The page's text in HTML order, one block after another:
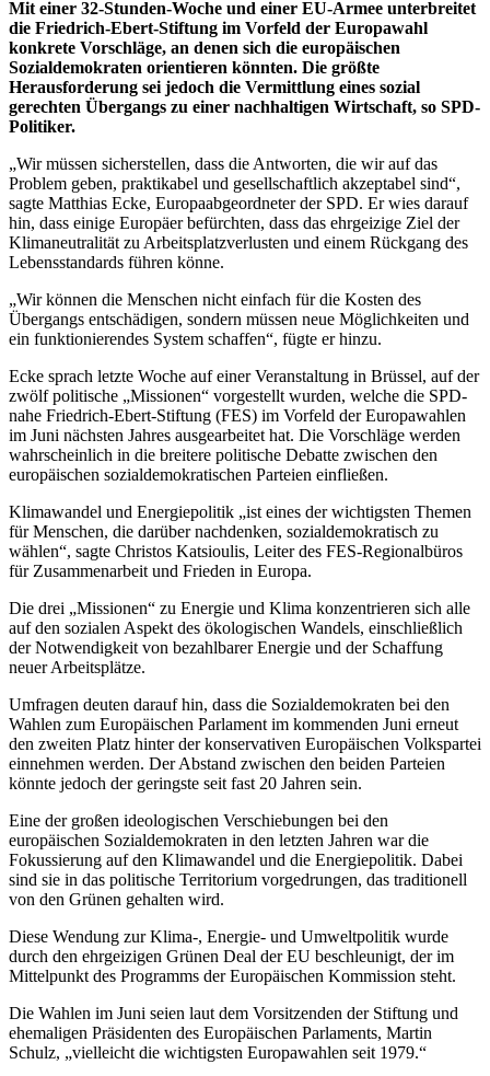
Mit einer 32-Stunden-Woche und einer EU-Armee unterbreitet
die Friedrich-Ebert-Stiftung im Vorfeld der Europawahl
konkrete Vorschläge, an denen sich die europäischen
Sozialdemokraten orientieren könnten. Die größte
Herausforderung sei jedoch die Vermittlung eines sozial
gerechten Übergangs zu einer nachhaltigen Wirtschaft, so SPD-
Politiker.
„Wir müssen sicherstellen, dass die Antworten, die wir auf das
Problem geben, praktikabel und gesellschaftlich akzeptabel sind“,
sagte Matthias Ecke, Europaabgeordneter der SPD. Er wies darauf
hin, dass einige Europäer befürchten, dass das ehrgeizige Ziel der
Klimaneutralität zu Arbeitsplatzverlusten und einem Rückgang des
Lebensstandards führen könne.
„Wir können die Menschen nicht einfach für die Kosten des
Übergangs entschädigen, sondern müssen neue Möglichkeiten und
ein funktionierendes System schaffen“, fügte er hinzu.
Ecke sprach letzte Woche auf einer Veranstaltung in Brüssel, auf der
zwölf politische „Missionen“ vorgestellt wurden, welche die SPD-
nahe Friedrich-Ebert-Stiftung (FES) im Vorfeld der Europawahlen
im Juni nächsten Jahres ausgearbeitet hat. Die Vorschläge werden
wahrscheinlich in die breitere politische Debatte zwischen den
europäischen sozialdemokratischen Parteien einfließen.
Klimawandel und Energiepolitik „ist eines der wichtigsten Themen
für Menschen, die darüber nachdenken, sozialdemokratisch zu
wählen“, sagte Christos Katsioulis, Leiter des FES-Regionalbüros
für Zusammenarbeit und Frieden in Europa.
Die drei „Missionen“ zu Energie und Klima konzentrieren sich alle
auf den sozialen Aspekt des ökologischen Wandels, einschließlich
der Notwendigkeit von bezahlbarer Energie und der Schaffung
neuer Arbeitsplätze.
Umfragen deuten darauf hin, dass die Sozialdemokraten bei den
Wahlen zum Europäischen Parlament im kommenden Juni erneut
den zweiten Platz hinter der konservativen Europäischen Volkspartei
einnehmen werden. Der Abstand zwischen den beiden Parteien
könnte jedoch der geringste seit fast 20 Jahren sein.
Eine der großen ideologischen Verschiebungen bei den
europäischen Sozialdemokraten in den letzten Jahren war die
Fokussierung auf den Klimawandel und die Energiepolitik. Dabei
sind sie in das politische Territorium vorgedrungen, das traditionell
von den Grünen gehalten wird.
Diese Wendung zur Klima-, Energie- und Umweltpolitik wurde
durch den ehrgeizigen Grünen Deal der EU beschleunigt, der im
Mittelpunkt des Programms der Europäischen Kommission steht.
Die Wahlen im Juni seien laut dem Vorsitzenden der Stiftung und
ehemaligen Präsidenten des Europäischen Parlaments, Martin
Schulz, „vielleicht die wichtigsten Europawahlen seit 1979.“